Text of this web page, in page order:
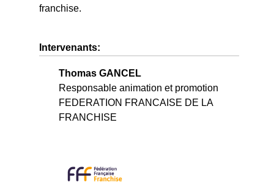
franchise.
Intervenants:
Thomas GANCEL
Responsable animation et promotion
FEDERATION FRANCAISE DE LA
FRANCHISE